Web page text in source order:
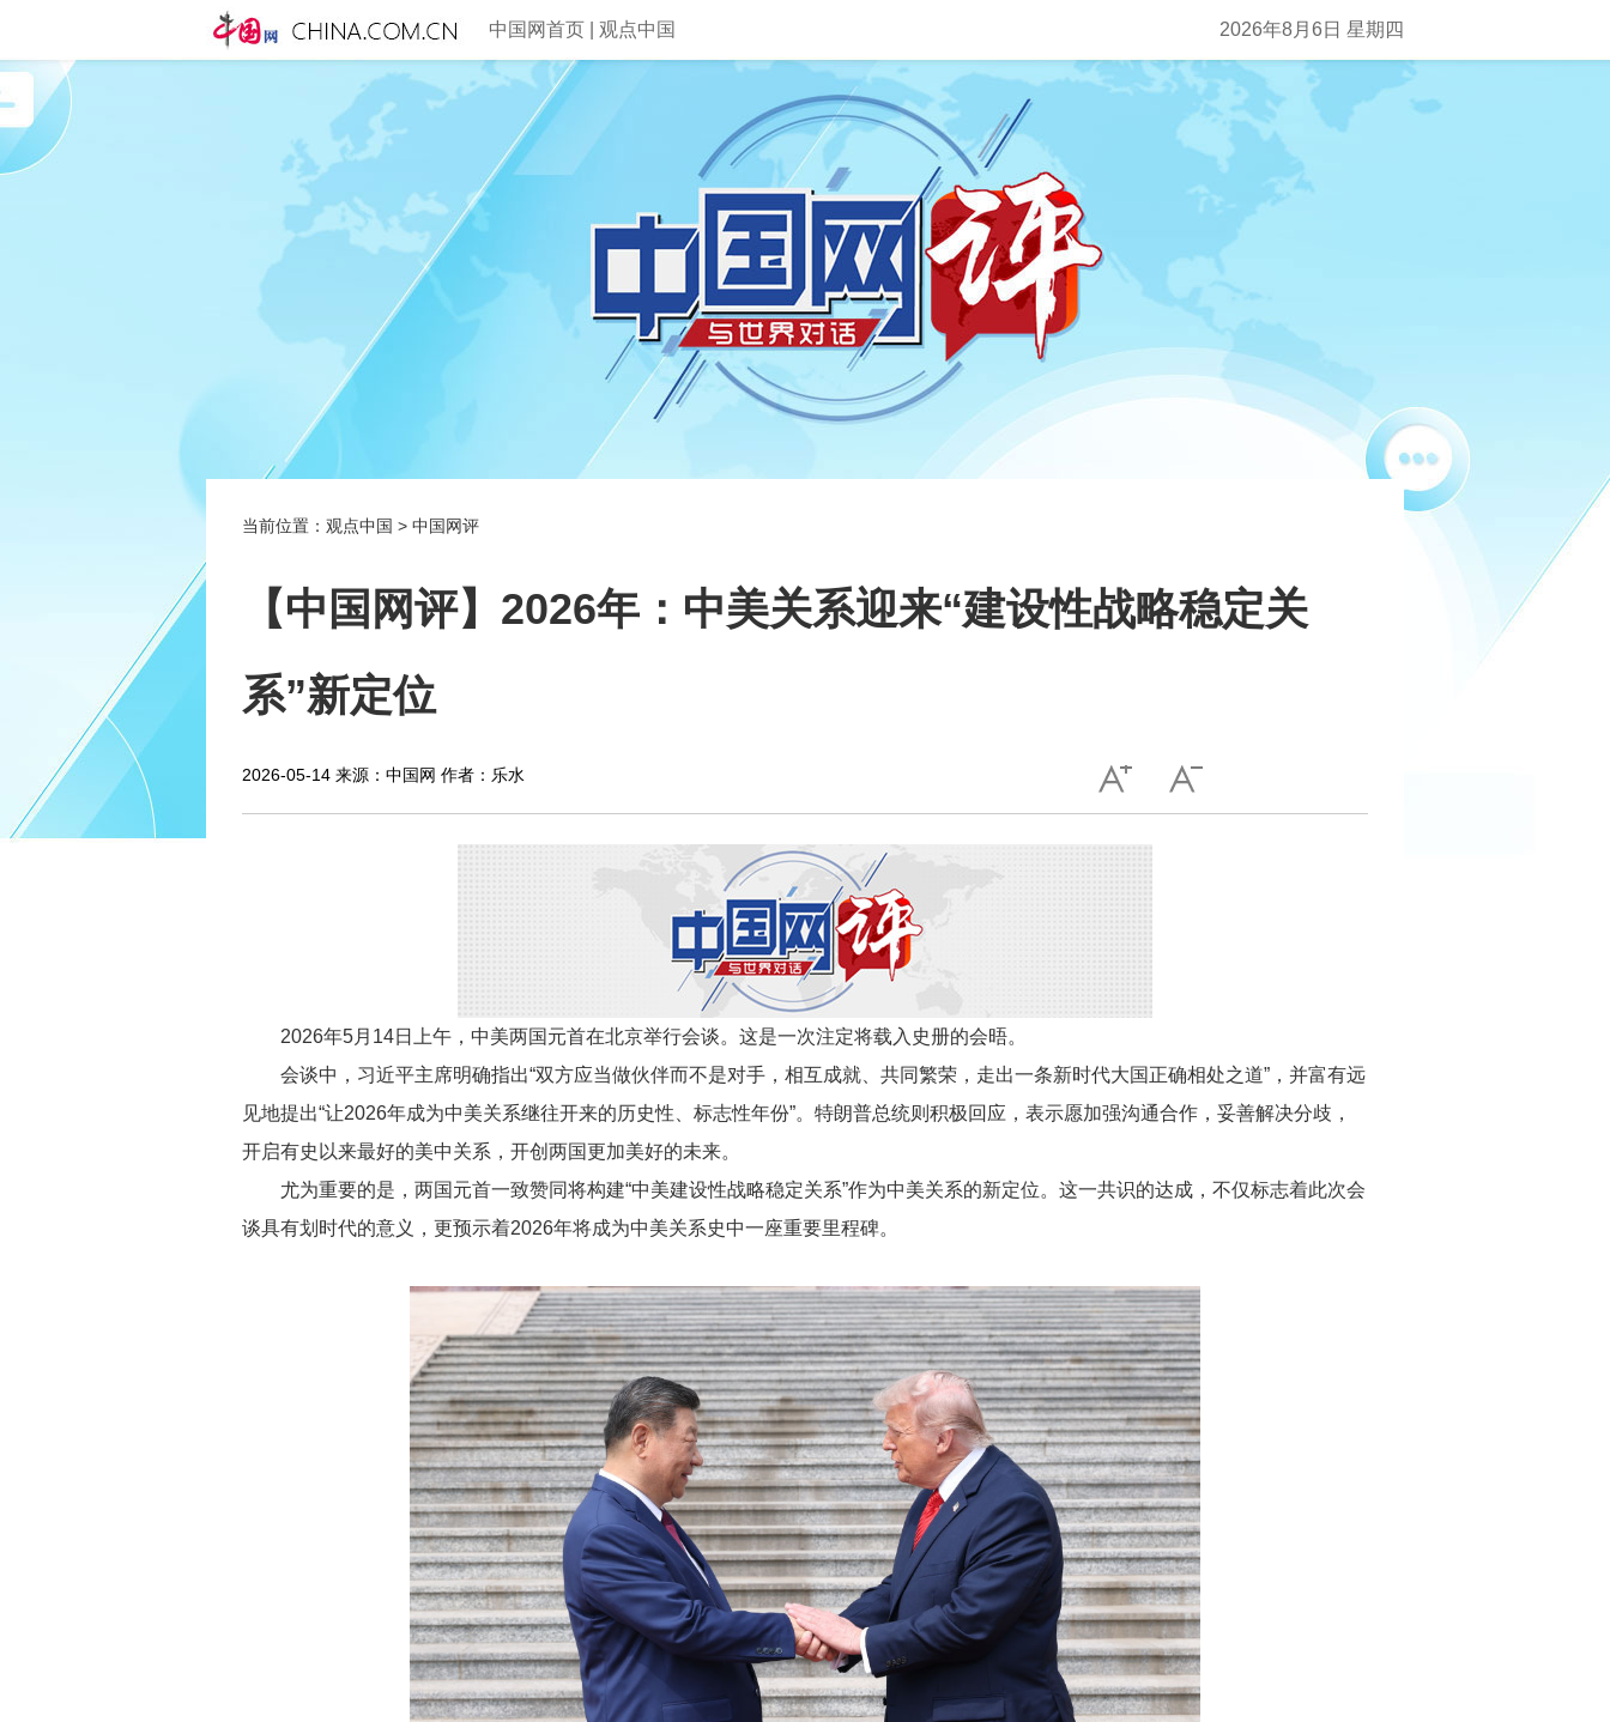
中国网首页 观点中国 2026年8月6日 星期四
当前位置： 观点中国 > 中国网评
【中国网评】2026年：中美关系迎来“建设性战略稳定关
系”新定位
2026-05-14 来源：中国网 作者：乐水
2026年5月14日上午，中美两国元首在北京举行会谈。这是一次注定将载入史册的会晤。
会谈中，习近平主席明确指出“双方应当做伙伴而不是对手，相互成就、共同繁荣，走出一条新时代大国正确相处之道”，并富有远
见地提出“让2026年成为中美关系继往开来的历史性、标志性年份”。特朗普总统则积极回应，表示愿加强沟通合作，妥善解决分歧，
开启有史以来最好的美中关系，开创两国更加美好的未来。
尤为重要的是，两国元首一致赞同将构建“中美建设性战略稳定关系”作为中美关系的新定位。这一共识的达成，不仅标志着此次会
谈具有划时代的意义，更预示着2026年将成为中美关系史中一座重要里程碑。